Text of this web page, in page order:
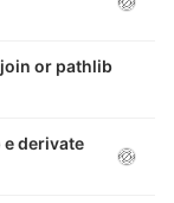
or pathlib
derivate